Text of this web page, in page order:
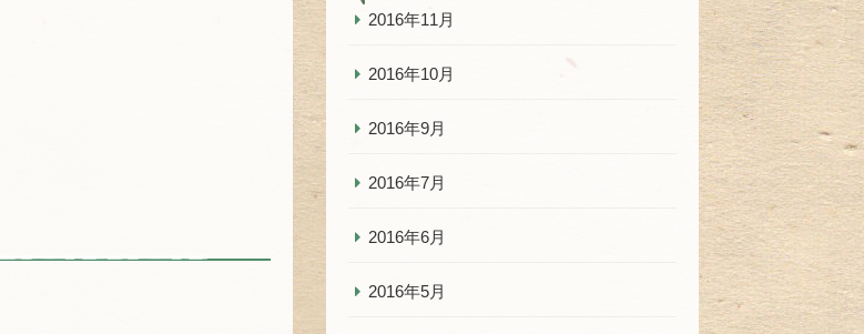
2016年11月
2016年10月
2016年9月
2016年7月
2016年6月
2016年5月